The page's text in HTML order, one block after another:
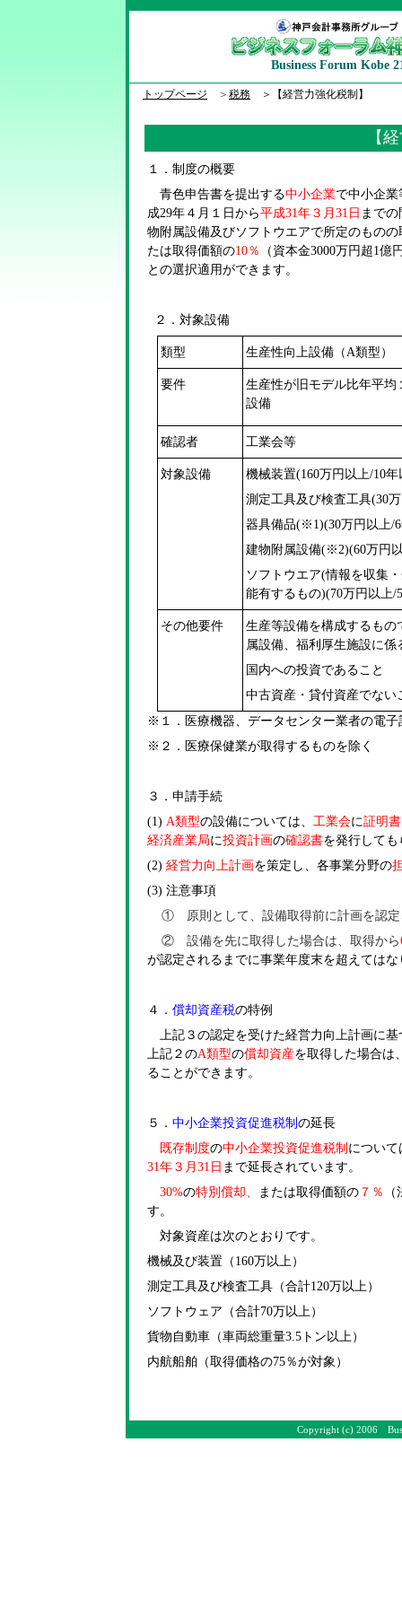
Business Forum Kobe
トップページ ＞ 税務 ＞【経営力強化税制】
【
１．制度の概要
青色申告書を提出する中小企業で中小企
成29年４月１日から平成31年３月 31 日 まで
物附属設備及びソフトウエアで所定のもの
たは取得価額の10％ （ 資本金3000万円超1億
との選択適用ができます。
２．対象設備
類型 生産性向上設備（A類型）
要件
生産性が旧モデル比年平均
設備
確認者 工業会等
対象設備
機械装置(160万円以上/10年
測定工具及び検査工具(30
器具備品(※1)(30万円以上/
建物附属設備(※2)(60万円
ソフトウエア(情報を収集
能有するもの)(70万円以上/
その他要件
生産等設備を構成するも
属設備、福利厚生施設に
国内への投資であること
中古資産・貸付資産でない
※１．医療機器、データセンター業者の電子
※２．医療保健業が取得するものを除く
３．申請手続
(1) A類型の設備については、 工業会に証明書
経済産業局に投資計画の確認書を発行して
(2) 経営力向上計画を策定し、各事業分野の
(3) 注意事項
① 原則として、設備取得前に計画を認定
② 設備を先に取得した場合は、取得から
が認定されるまでに事業年度末を超えてはな
４． 償却資産税の特例
上記３の認定を受けた経営力向上計画に基
上記２のA類型の償却資産を取得した場合は
ることができます。
５． 中小企業投資促進税制 の延長
既存制度の中小企業投資促進税制 につい
31年３月 31 日 まで延長されています。
30%の特別償却、 または取得価額の ７％
す。
対象資産は次のとおりです。
機械及び装置（160万以上）
測定工具及び検査工具（合計120万以上）
ソフトウェア（合計70万以上）
貨物自動車（車両総重量3.5トン以上）
内航船舶（取得価格の75％が対象）
Copyright (c) 2006